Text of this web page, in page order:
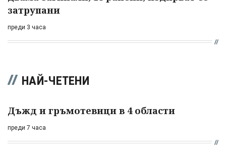
затрупани
преди 3 часа
НАЙ-ЧЕТЕНИ
Дъжд и гръмотевици в 4 области
преди 7 часа